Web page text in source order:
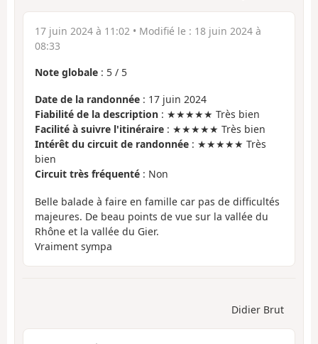
17 juin 2024 à 11:02 • Modifié le : 18 juin 2024 à
08:33
Note globale : 5 / 5
Date de la randonnée : 17 juin 2024
Fiabilité de la description : ★★★★★ Très bien
Facilité à suivre l'itinéraire : ★★★★★ Très bien
Intérêt du circuit de randonnée : ★★★★★ Très
bien
Circuit très fréquenté : Non
Belle balade à faire en famille car pas de difficultés
majeures. De beau points de vue sur la vallée du
Rhône et la vallée du Gier.
Vraiment sympa
Didier Brut